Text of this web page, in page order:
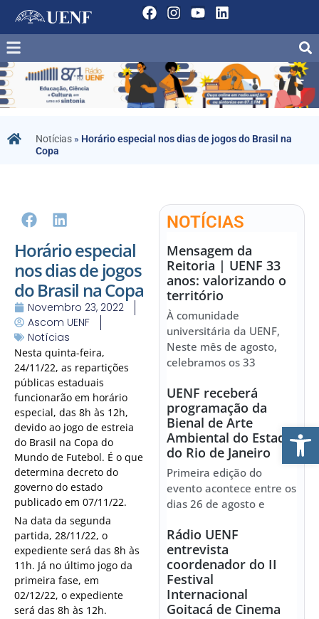
Notícias » Horário especial nos dias de jogos do Brasil na
Copa
Horário especial
nos dias de jogos
do Brasil na Copa
Novembro 23, 2022
Ascom UENF
Notícias
Nesta quinta-feira,
24/11/22, as repartições
públicas estaduais
funcionarão em horário
especial, das 8h às 12h,
devido ao jogo de estreia
do Brasil na Copa do
Mundo de Futebol. É o que
determina decreto do
governo do estado
publicado em 07/11/22.
Na data da segunda
partida, 28/11/22, o
expediente será das 8h às
11h. Já no último jogo da
primeira fase, em
02/12/22, o expediente
será das 8h às 12h.
NOTÍCIAS
Mensagem da
Reitoria | UENF 33
anos: valorizando o
território
À comunidade
universitária da UENF,
Neste mês de agosto,
celebramos os 33
UENF receberá
programação da
Bienal de Arte
Ambiental do Estado
do Rio de Janeiro
Primeira edição do
evento acontece entre os
dias 26 de agosto e
Rádio UENF
entrevista
coordenador do II
Festival
Internacional
Goitacá de Cinema